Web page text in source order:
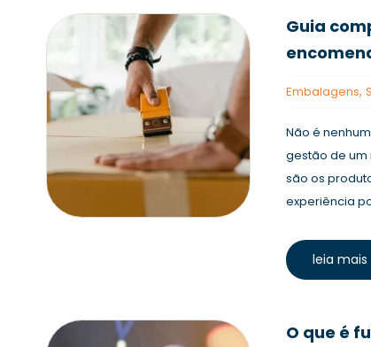
Guia
Embalagens,
Não é
gestão de um
são os
experiência
leia mais
O que é